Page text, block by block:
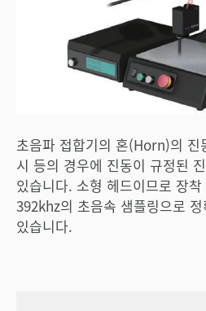
초음파 접합기의 혼(Horn)의 진
시 등의 경우에 진동이 규정된
있습니다. 소형 헤드이므로 장
392khz의 초음속 샘플링으로
있습니다.